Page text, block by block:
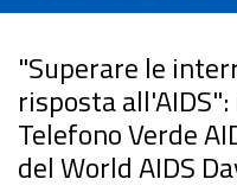
"Superare le
risposta
Telefono Verde
del World AIDS